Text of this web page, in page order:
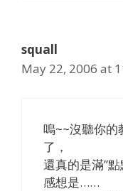
squall
May 22, 2006 at
嗚~~沒聽你的
了，
還真的是滿”點
感想是……